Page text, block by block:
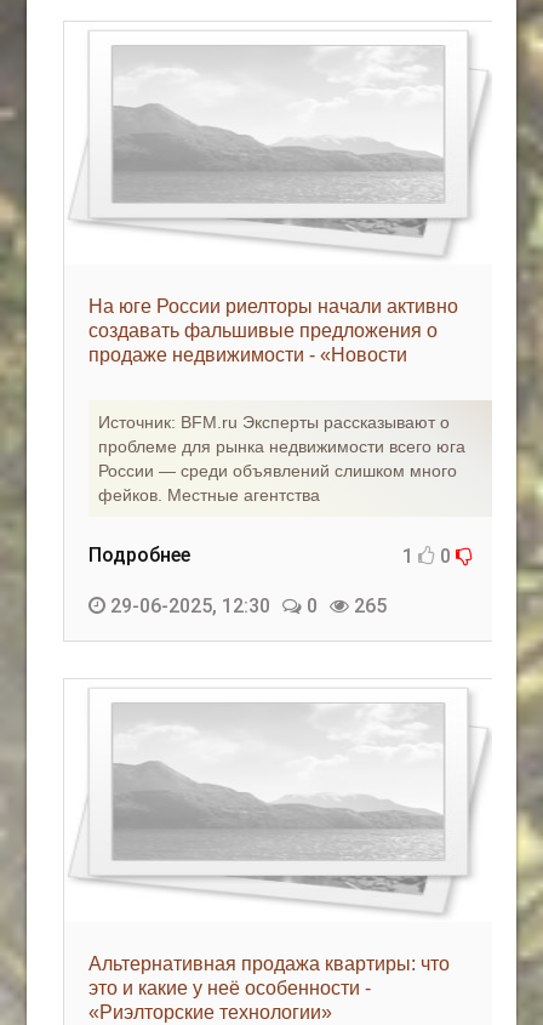
На юге России риелторы начали активно
создавать фальшивые предложения о
продаже недвижимости - «Новости
Источник: BFM.ru Эксперты рассказывают о
проблеме для рынка недвижимости всего юга
России — среди объявлений слишком много
фейков. Местные агентства
Подробнее 1 0
29-06-2025, 12:30 0 265
Альтернативная продажа квартиры: что
это и какие у неё особенности -
«Риэлторские технологии»